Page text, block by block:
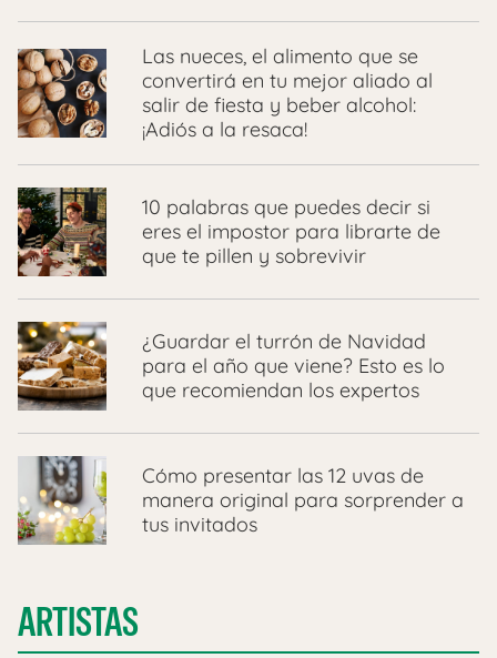
Las nueces, el alimento que se
convertirá en tu mejor aliado al
salir de fiesta y beber alcohol:
¡Adiós a la resaca!
10 palabras que puedes decir si
eres el impostor para librarte de
que te pillen y sobrevivir
¿Guardar el turrón de Navidad
para el año que viene? Esto es lo
que recomiendan los expertos
Cómo presentar las 12 uvas de
manera original para sorprender a
tus invitados
ARTISTAS